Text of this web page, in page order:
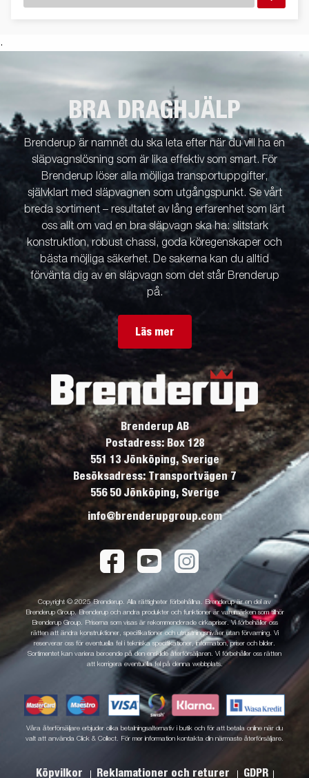
.
BRA DRAGHJÄLP
Brenderup är namnet du ska leta efter när du vill ha en
släpvagnslösning som är lika effektiv som smart. För
Brenderup löser alla möjliga transportuppgifter,
självklart med släpvagnen som utgångspunkt. Se vårt
breda sortiment – resultatet av lång erfarenhet som lärt
oss allt om vad en bra släpvagn ska ha: slitstark
konstruktion, robust chassi, goda köregenskaper och
bästa möjliga säkerhet. De sakerna kan du alltid
förvänta dig av en släpvagn som det står Brenderup
på.
Läs mer
Brenderup AB
Postadress: Box 128
551 13 Jönköping, Sverige
Besöksadress: Transportvägen 7
556 50 Jönköping, Sverige
info@brenderupgroup.com
Copyright © 2025 Brenderup. Alla rättigheter förbehållna. Brenderup är en del av
Brenderup Group. Brenderup och andra produkter och funktioner är varumärken som tillhör
Brenderup Group. Priserna som visas är rekommenderade cirkapriser. Vi förbehåller oss
rätten att ändra konstruktioner, specifikationer och utrustningsnivåer utan förvarning. Vi
reserverar oss för eventuella fel i tekniska specifikationer, information, priser och bilder.
Sortimentet kan variera beroende på den enskilde återförsäljaren. Vi förbehåller oss rätten
att korrigera eventuella fel på denna webbplats.
Våra återförsäljare erbjuder olika betalningsalternativ i butik och för att betala online när du
valt att använda Click & Collect. För mer information kontakta din närmaste återförsäljare.
Köpvilkor Reklamationer och returer GDPR